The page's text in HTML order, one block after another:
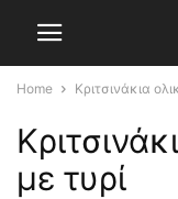
Home Κριτσινάκια
με τυρί